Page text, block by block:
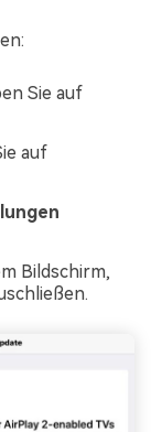
Sie auf
auf
Bildschirm,